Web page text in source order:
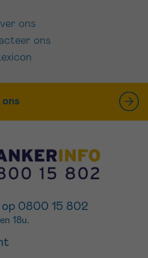
ons
ons
Lexicon
0800 15 802
18u.